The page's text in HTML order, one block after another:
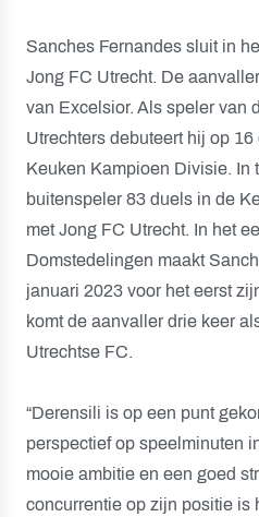
Sanches Fernandes sluit in
Jong FC Utrecht. De
van Excelsior. Als speler van
Utrechters debuteert hij op
Keuken Kampioen Divisie. In
buitenspeler 83 duels in de
met Jong FC Utrecht. In het
Domstedelingen maakt
januari 2023 voor het eerst
komt de aanvaller drie keer
Utrechtse FC.
“Derensili is op een punt
perspectief op speelminuten
mooie ambitie en een goed
concurrentie op zijn positie is